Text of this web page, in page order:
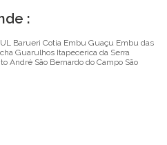
:
Barueri Cotia Embu Guaçu Embu das
Guarulhos Itapecerica da Serra
André São Bernardo do Campo São